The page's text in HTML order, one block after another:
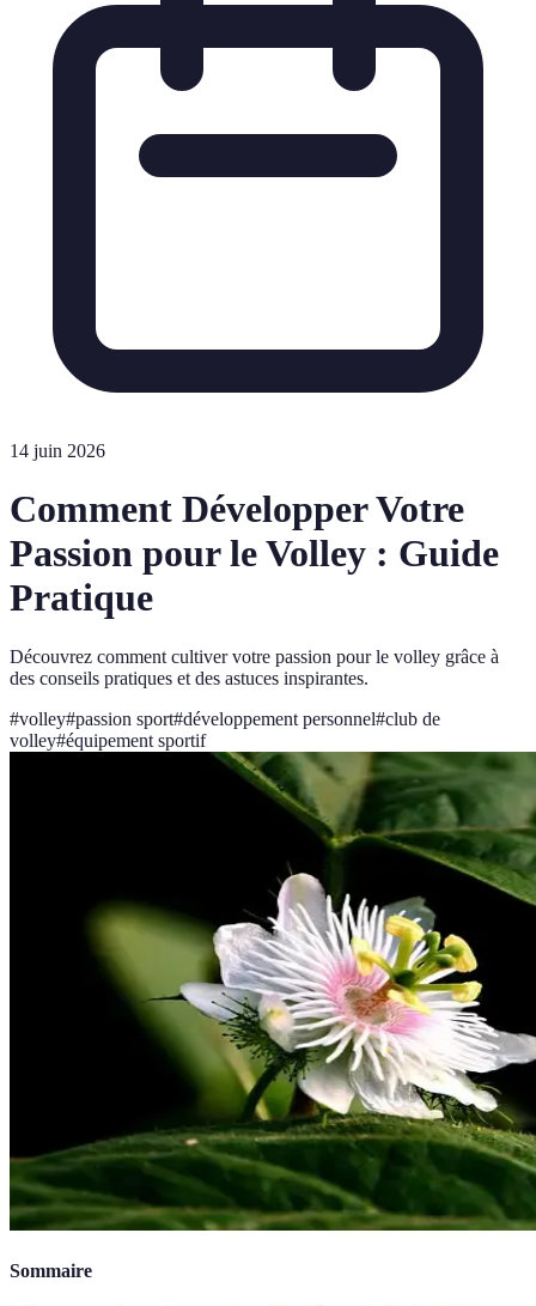
14 juin 2026
Comment Développer Votre
Passion pour le Volley : Guide
Pratique
Découvrez comment cultiver votre passion pour le volley grâce à
des conseils pratiques et des astuces inspirantes.
#volley#passion sport#développement personnel#club de
volley#équipement sportif
Sommaire